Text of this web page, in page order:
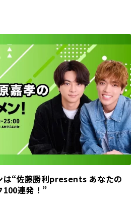
は“佐藤勝利presents あなたの
100連発！”